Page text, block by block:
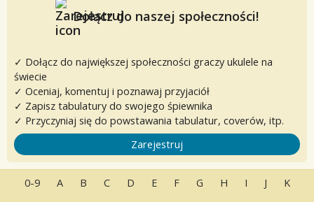
Dołącz do naszej społeczności!
✓ Dołącz do największej społeczności graczy ukulele na
świecie
✓ Oceniaj, komentuj i poznawaj przyjaciół
✓ Zapisz tabulatury do swojego śpiewnika
✓ Przyczyniaj się do powstawania tabulatur, coverów, itp.
Zarejestruj
0-9 A B C D E F G H I J
K